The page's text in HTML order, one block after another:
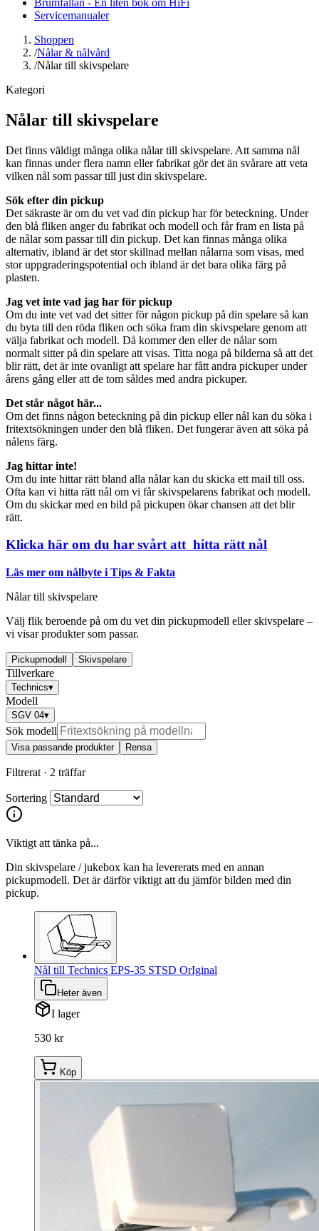
Servicemanualer
Shoppen
/Nålar & nålvård
/Nålar till skivspelare
Kategori
Nålar till skivspelare
Det finns väldigt många olika nålar till skivspelare. Att samma nål
kan finnas under flera namn eller fabrikat gör det än svårare att veta
vilken nål som passar till just din skivspelare.
Sök efter din pickup
Det säkraste är om du vet vad din pickup har för beteckning. Under
den blå fliken anger du fabrikat och modell och får fram en lista på
de nålar som passar till din pickup. Det kan finnas många olika
alternativ, ibland är det stor skillnad mellan nålarna som visas, med
stor uppgraderingspotential och ibland är det bara olika färg på
plasten.
Jag vet inte vad jag har för pickup
Om du inte vet vad det sitter för någon pickup på din spelare så kan
du byta till den röda fliken och söka fram din skivspelare genom att
välja fabrikat och modell. Då kommer den eller de nålar som
normalt sitter på din spelare att visas. Titta noga på bilderna så att det
blir rätt, det är inte ovanligt att spelare har fått andra pickuper under
årens gång eller att de tom såldes med andra pickuper.
Det står något här...
Om det finns någon beteckning på din pickup eller nål kan du söka i
fritextsökningen under den blå fliken. Det fungerar även att söka på
nålens färg.
Jag hittar inte!
Om du inte hittar rätt bland alla nålar kan du skicka ett mail till oss.
Ofta kan vi hitta rätt nål om vi får skivspelarens fabrikat och modell.
Om du skickar med en bild på pickupen ökar chansen att det blir
rätt.
Klicka här om du har svårt att hitta rätt nål
Läs mer om nålbyte i Tips & Fakta
Nålar till skivspelare
Välj flik beroende på om du vet din pickupmodell eller skivspelare –
vi visar produkter som passar.
Pickupmodell Skivspelare
Tillverkare
Technics▾
Modell
SGV 04▾
Sök modell
Visa passande produkter Rensa
Filtrerat · 2 träffar
Sortering
Viktigt att tänka på...
Din skivspelare / jukebox kan ha levererats med en annan
pickupmodell. Det är därför viktigt att du jämför bilden med din
pickup.
Nål till Technics EPS-35 STSD OrIginal
Heter även
I lager
530 kr
Köp